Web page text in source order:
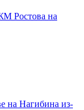
Ростова на
на Нагибина из-